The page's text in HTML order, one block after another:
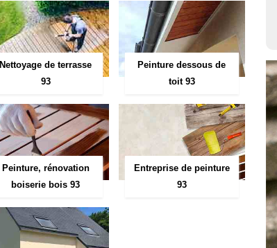
Nettoyage de terrasse
93
Peinture dessous de
toit 93
Peinture, rénovation
boiserie bois 93
Entreprise de peinture
93